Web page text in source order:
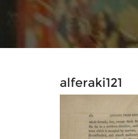
alferaki121